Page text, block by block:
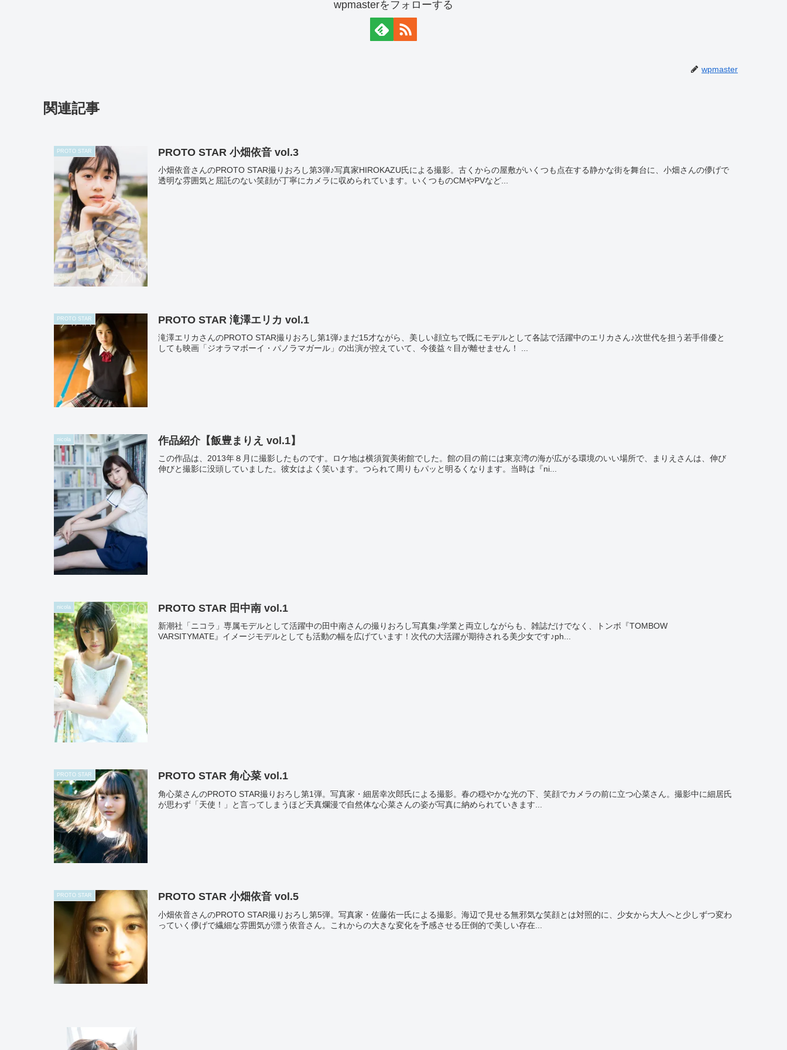
wpmasterをフォローする
wpmaster
関連記事
PROTO STAR PROTO STAR 小畑依音 vol.3
小畑依音さんのPROTO STAR撮りおろし第3弾♪写真家HIROKAZU氏による撮影。古くからの屋敷がいくつも点在する静かな街を舞台に、小畑さんの儚げで
透明な雰囲気と屈託のない笑顔が丁寧にカメラに収められています。いくつものCMやPVなど...
PROTO STAR PROTO STAR 滝澤エリカ vol.1
滝澤エリカさんのPROTO STAR撮りおろし第1弾♪まだ15才ながら、美しい顔立ちで既にモデルとして各誌で活躍中のエリカさん♪次世代を担う若手俳優と
しても映画「ジオラマボーイ・パノラマガール」の出演が控えていて、今後益々目が離せません！ ...
nicola 作品紹介【飯豊まりえ vol.1】
この作品は、2013年８月に撮影したものです。ロケ地は横須賀美術館でした。館の目の前には東京湾の海が広がる環境のいい場所で、まりえさんは、伸び
伸びと撮影に没頭していました。彼女はよく笑います。つられて周りもパッと明るくなります。当時は『ni...
nicola PROTO STAR 田中南 vol.1
新潮社「ニコラ」専属モデルとして活躍中の田中南さんの撮りおろし写真集♪学業と両立しながらも、雑誌だけでなく、トンボ『TOMBOW
VARSITYMATE』イメージモデルとしても活動の幅を広げています！次代の大活躍が期待される美少女です♪ph...
PROTO STAR PROTO STAR 角心菜 vol.1
角心菜さんのPROTO STAR撮りおろし第1弾。写真家・細居幸次郎氏による撮影。春の穏やかな光の下、笑顔でカメラの前に立つ心菜さん。撮影中に細居氏
が思わず「天使！」と言ってしまうほど天真爛漫で自然体な心菜さんの姿が写真に納められていきます...
PROTO STAR PROTO STAR 小畑依音 vol.5
小畑依音さんのPROTO STAR撮りおろし第5弾。写真家・佐藤佑一氏による撮影。海辺で見せる無邪気な笑顔とは対照的に、少女から大人へと少しずつ変わ
っていく儚げで繊細な雰囲気が漂う依音さん。これからの大きな変化を予感させる圧倒的で美しい存在...